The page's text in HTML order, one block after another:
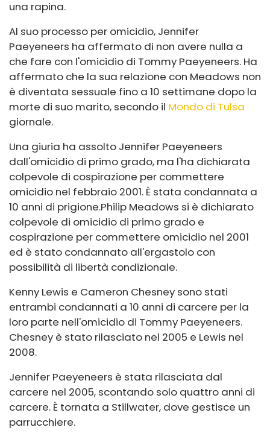
una rapina.
Al suo processo per omicidio, Jennifer
Paeyeneers ha affermato di non avere nulla a
che fare con l'omicidio di Tommy Paeyeneers. Ha
affermato che la sua relazione con Meadows non
è diventata sessuale fino a 10 settimane dopo la
morte di suo marito, secondo il Mondo di Tulsa
giornale.
Una giuria ha assolto Jennifer Paeyeneers
dall'omicidio di primo grado, ma l'ha dichiarata
colpevole di cospirazione per commettere
omicidio nel febbraio 2001. È stata condannata a
10 anni di prigione.Philip Meadows si è dichiarato
colpevole di omicidio di primo grado e
cospirazione per commettere omicidio nel 2001
ed è stato condannato all'ergastolo con
possibilità di libertà condizionale.
Kenny Lewis e Cameron Chesney sono stati
entrambi condannati a 10 anni di carcere per la
loro parte nell'omicidio di Tommy Paeyeneers.
Chesney è stato rilasciato nel 2005 e Lewis nel
2008.
Jennifer Paeyeneers è stata rilasciata dal
carcere nel 2005, scontando solo quattro anni di
carcere. È tornata a Stillwater, dove gestisce un
parrucchiere.